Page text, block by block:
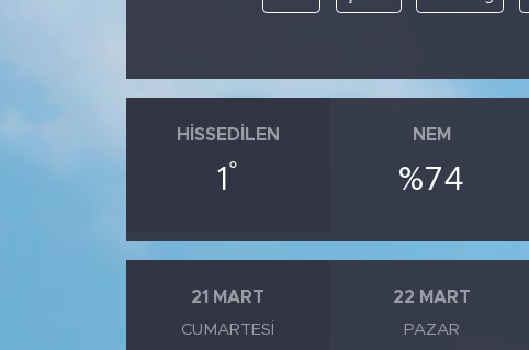
HISSEDILEN
1 °
NEM
%74
21 MART
CUMARTESI
22 MART
PAZAR